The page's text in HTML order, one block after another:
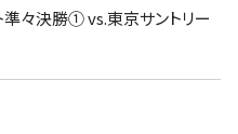
準々決勝① vs.東京サントリー